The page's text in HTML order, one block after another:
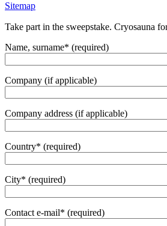
Sitemap
Take part in the sweepstake. Cryosauna
Name, surname* (required)
Company (if applicable)
Company address (if applicable)
Country* (required)
City* (required)
Contact e-mail* (required)